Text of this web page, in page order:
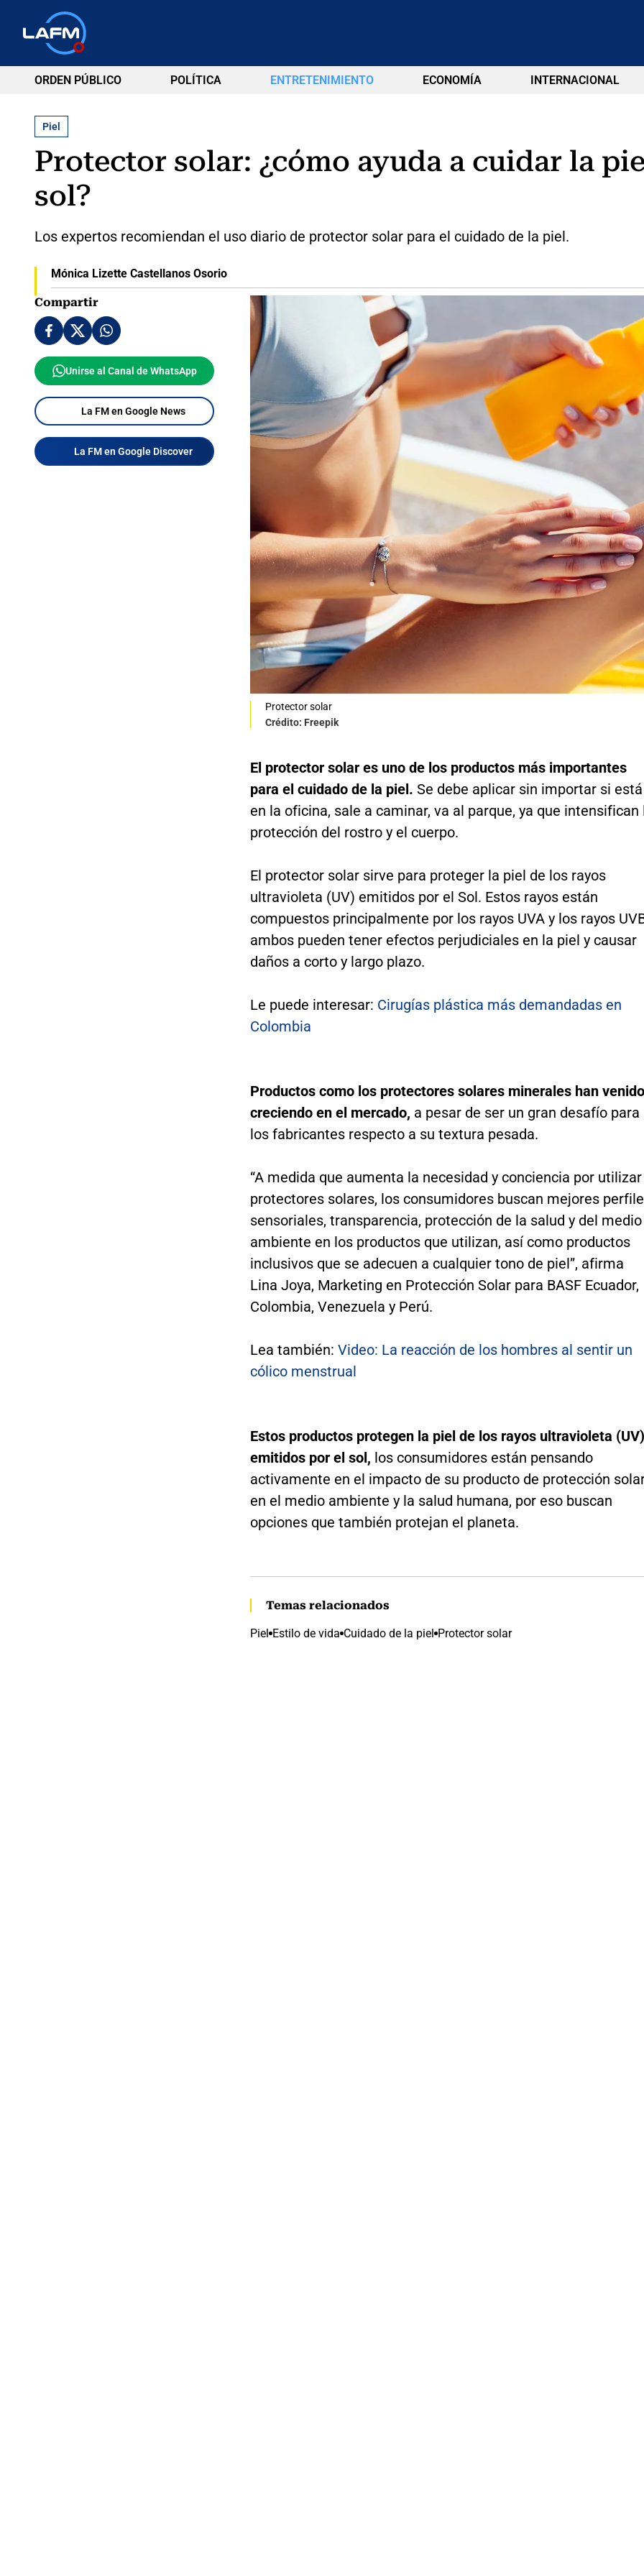
ORDEN PÚBLICO POLÍTICA ENTRETENIMIENTO ECONOMÍA INTERNACIONAL
Piel
Protector solar: ¿cómo ayuda a cuidar la
sol?
Los expertos recomiendan el uso diario de protector solar para el cuidado de la piel.
Mónica Lizette Castellanos Osorio
Compartir
Unirse al Canal de WhatsApp
La FM en Google News
La FM en Google Discover
Protector solar
Crédito: Freepik
El protector solar es uno de los productos más importantes
para el cuidado de la piel. Se debe aplicar sin importar si está
en la oficina, sale a caminar, va al parque, ya que intensifican
protección del rostro y el cuerpo.
El protector solar sirve para proteger la piel de los rayos
ultravioleta (UV) emitidos por el Sol. Estos rayos están
compuestos principalmente por los rayos UVA y los rayos
ambos pueden tener efectos perjudiciales en la piel y causar
daños a corto y largo plazo.
Le puede interesar: Cirugías plástica más demandadas en
Colombia
Productos como los protectores solares minerales han venido
creciendo en el mercado, a pesar de ser un gran desafío para
los fabricantes respecto a su textura pesada.
“A medida que aumenta la necesidad y conciencia por utilizar
protectores solares, los consumidores buscan mejores
sensoriales, transparencia, protección de la salud y del medio
ambiente en los productos que utilizan, así como productos
inclusivos que se adecuen a cualquier tono de piel”, afirma
Lina Joya, Marketing en Protección Solar para BASF Ecuador,
Colombia, Venezuela y Perú.
Lea también: Video: La reacción de los hombres al sentir un
cólico menstrual
Estos productos protegen la piel de los rayos ultravioleta (UV)
emitidos por el sol, los consumidores están pensando
activamente en el impacto de su producto de protección
en el medio ambiente y la salud humana, por eso buscan
opciones que también protejan el planeta.
Temas relacionados
Piel Estilo de vida Cuidado de la piel Protector solar